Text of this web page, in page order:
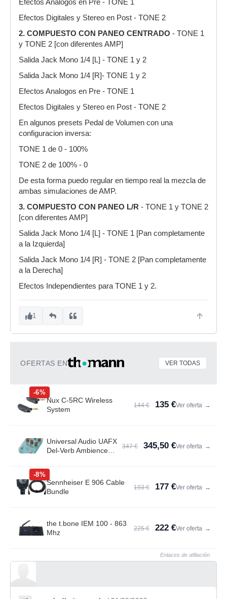
Efectos Analogos en Pre - TONE 1
Efectos Digitales y Stereo en Post - TONE 2
2. COMPUESTO CON PANEO CENTRADO - TONE 1
y TONE 2 [con diferentes AMP]
Salida Jack Mono 1/4 [L] - TONE 1 y 2
Salida Jack Mono 1/4 [R]- TONE 1 y 2
Efectos Analogos en Pre - TONE 1
Efectos Digitales y Stereo en Post - TONE 2
En algunos presets Pedal de Volumen con una
configuracion inversa:
TONE 1 de 0 - 100%
TONE 2 de 100% - 0
De esta forma puedo regular en tiempo real la mezcla de
ambas simulaciones de AMP.
3. COMPUESTO CON PANEO L/R - TONE 1 y TONE 2
[con diferentes AMP]
Salida Jack Mono 1/4 [L] - TONE 1 [Pan completamente
a la Izquierda]
Salida Jack Mono 1/4 [R] - TONE 2 [Pan completamente
a la Derecha]
Efectos Independientes para TONE 1 y 2.
1
OFERTAS EN VER TODAS
-6%
Nux C-5RC Wireless
System
144 € 135 €Ver oferta →
Universal Audio UAFX
Del-Verb Ambience
347 € 345,50 €Ver oferta →
-8%
Sennheiser E 906 Cable
Bundle
193 € 177 €Ver oferta →
the t.bone IEM 100 - 863
Mhz
225 € 222 €Ver oferta →
Enlaces de afiliación